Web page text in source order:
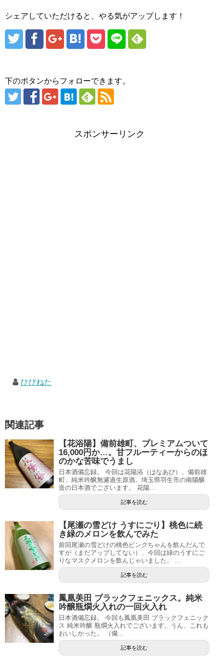
シェアしていただけると、やる気がアップします！
下のボタンからフォローできます。
スポンサーリンク
ひびねた
関連記事
【花浴陽】備前雄町、プレミアムついて
16,000円か…。甘フルーティーからのほ
のかな苦味でうまし
日本酒備忘録。 今回は花陽浴（はなあび）、備前雄
町、純米吟醸無濾過生原酒。埼玉県羽生市の南陽醸
造の日本酒でございます。 花陽...
記事を読む
【尾瀬の雪どけ うすにごり】桃色に続
き緑のメロンを飲んでみた
前回尾瀬の雪どけの桃色ピンクちゃんを飲んだんで
すが（まだアップしてない）、今回は緑のうすにご
りなマスクメロンを飲んじゃいました。 ...
記事を読む
鳳凰美田 ブラックフェニックス。純米
吟醸瓶燗火入れの一回火入れ
日本酒備忘録。 今回も鳳凰美田 ブラックフェニック
ス 純米吟醸 瓶燗火入れでございます。うん、これも
おいしかった。 （備...
記事を読む